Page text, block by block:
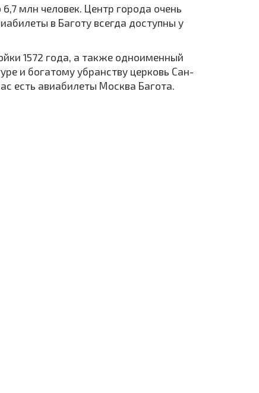
млн человек. Центр города очень
в Баготу всегда доступны у
1572 года, а также одноименный
и богатому убранству церковь Сан-
есть авиабилеты Москва Багота.